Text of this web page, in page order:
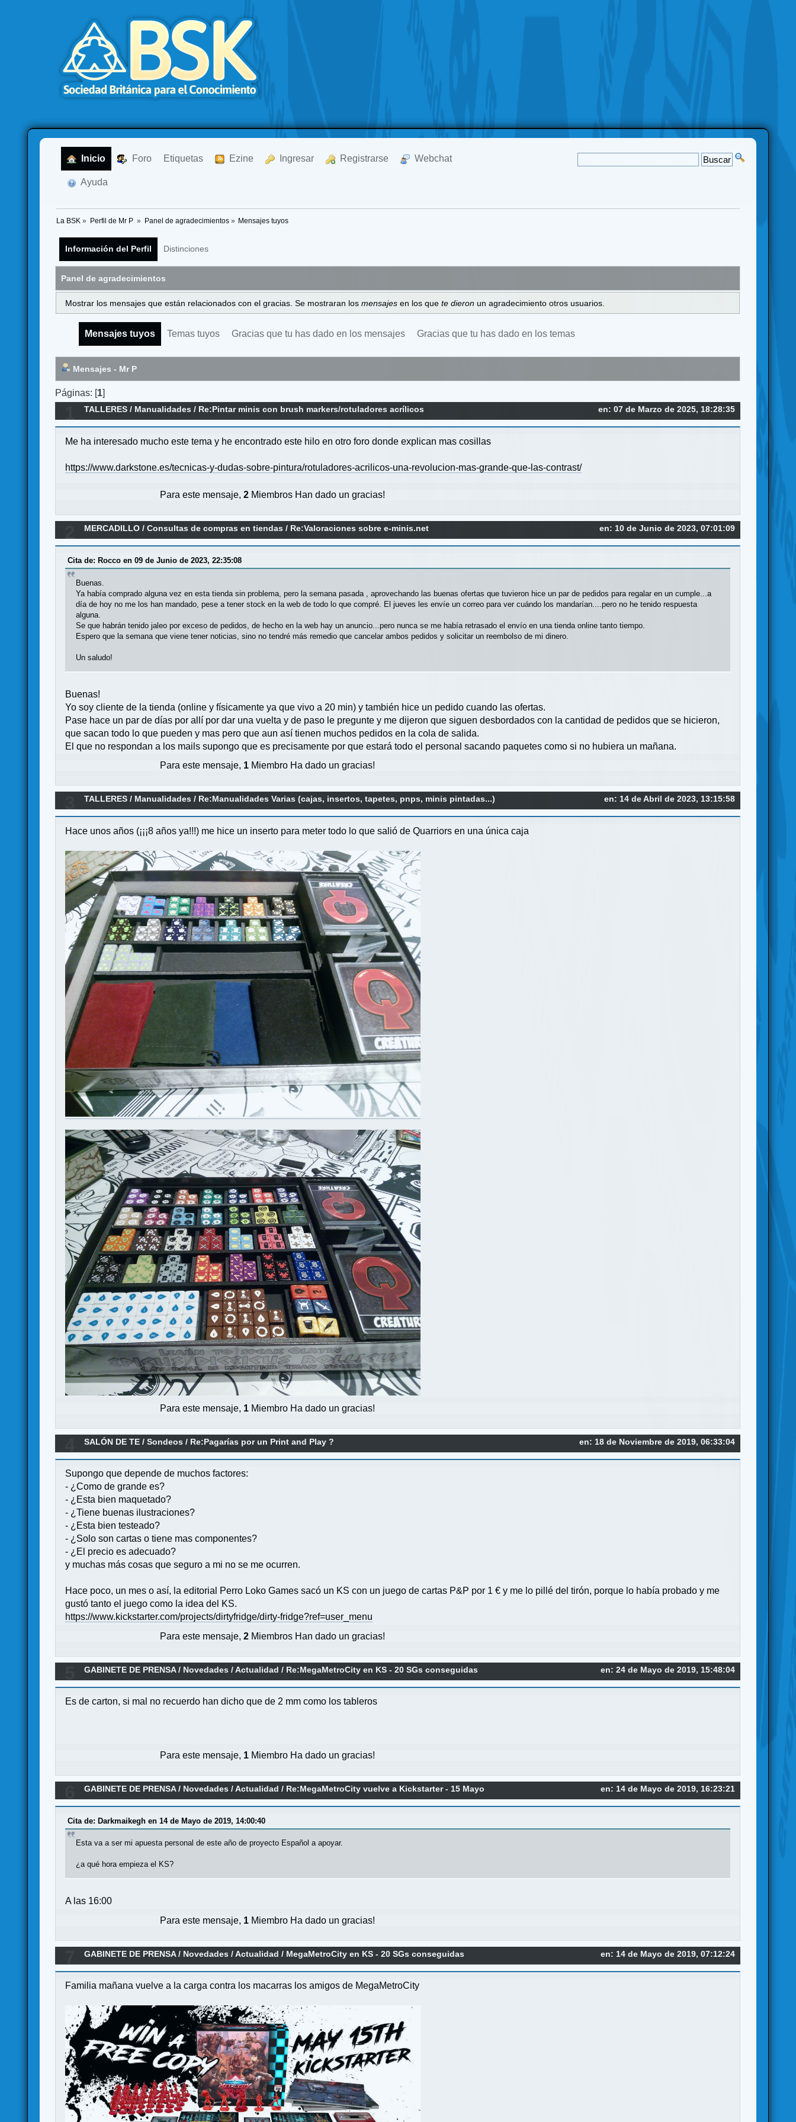
Inicio Foro Etiquetas Ezine Ingresar Registrarse Webchat
Ayuda
La BSK » Perfil de Mr P » Panel de agradecimientos» Mensajes tuyos
Información del Perfil Distinciones
Panel de agradecimientos
Mostrar los mensajes que están relacionados con el gracias. Se mostraran los mensajes en los que te dieron un agradecimiento otros usuarios.
Mensajes tuyos Temas tuyos Gracias que tu has dado en los mensajes Gracias que tu has dado en los temas
Mensajes - Mr P
Páginas: [1]
en: 07 de Marzo de 2025, 18:28:35
TALLERES / Manualidades / Re:Pintar minis con brush markers/rotuladores acrílicos
Me ha interesado mucho este tema y he encontrado este hilo en otro foro donde explican mas cosillas
https://www.darkstone.es/tecnicas-y-dudas-sobre-pintura/rotuladores-acrilicos-una-revolucion-mas-grande-que-las-contrast/
Para este mensaje,2 Miembros Han dado un gracias!
en: 10 de Junio de 2023, 07:01:09
MERCADILLO /Consultas de compras en tiendas / Re:Valoraciones sobre e-minis.net
Cita de: Rocco en 09 de Junio de 2023, 22:35:08
Buenas.
Ya había comprado alguna vez en esta tienda sin problema, pero la semana pasada , aprovechando las buenas ofertas que tuvieron hice un par de pedidos para regalar en un cumple...a
día de hoy no me los han mandado, pese a tener stock en la web de todo lo que compré. El jueves les envíe un correo para ver cuándo los mandarían....pero no he tenido respuesta
alguna.
Se que habrán tenido jaleo por exceso de pedidos, de hecho en la web hay un anuncio...pero nunca se me había retrasado el envío en una tienda online tanto tiempo.
Espero que la semana que viene tener noticias, sino no tendré más remedio que cancelar ambos pedidos y solicitar un reembolso de mi dinero.
Un saludo!
Buenas!
Yo soy cliente de la tienda (online y físicamente ya que vivo a 20 min) y también hice un pedido cuando las ofertas.
Pase hace un par de días por allí por dar una vuelta y de paso le pregunte y me dijeron que siguen desbordados con la cantidad de pedidos que se hicieron,
que sacan todo lo que pueden y mas pero que aun así tienen muchos pedidos en la cola de salida.
El que no respondan a los mails supongo que es precisamente por que estará todo el personal sacando paquetes como si no hubiera un mañana.
Para este mensaje, 1 Miembro Ha dado un gracias!
en: 14 de Abril de 2023, 13:15:58
TALLERES / Manualidades / Re:Manualidades Varias (cajas, insertos, tapetes, pnps, minis pintadas...)
Hace unos años (¡¡¡8 años ya!!!) me hice un inserto para meter todo lo que salió de Quarriors en una única caja
Para este mensaje, 1 Miembro Ha dado un gracias!
en: 18 de Noviembre de 2019, 06:33:04
SALÓN DE TE /Sondeos / Re:Pagarías por un Print and Play ?
Supongo que depende de muchos factores:
- ¿Como de grande es?
- ¿Esta bien maquetado?
- ¿Tiene buenas ilustraciones?
- ¿Esta bien testeado?
- ¿Solo son cartas o tiene mas componentes?
- ¿El precio es adecuado?
y muchas más cosas que seguro a mi no se me ocurren.
Hace poco, un mes o así, la editorial Perro Loko Games sacó un KS con un juego de cartas P&P por 1 € y me lo pillé del tirón, porque lo había probado y me
gustó tanto el juego como la idea del KS.
https://www.kickstarter.com/projects/dirtyfridge/dirty-fridge?ref=user_menu
Para este mensaje,2 Miembros Han dado un gracias!
en: 24 de Mayo de 2019, 15:48:04
GABINETE DE PRENSA/ Novedades / Actualidad / Re:MegaMetroCity en KS - 20 SGs conseguidas
Es de carton, si mal no recuerdo han dicho que de 2 mm como los tableros
Para este mensaje, 1 Miembro Ha dado un gracias!
en: 14 de Mayo de 2019, 16:23:21
GABINETE DE PRENSA/ Novedades / Actualidad / Re:MegaMetroCity vuelve a Kickstarter - 15 Mayo
Cita de: Darkmaikegh en 14 de Mayo de 2019, 14:00:40
Esta va a ser mi apuesta personal de este año de proyecto Español a apoyar.
¿a qué hora empieza el KS?
A las 16:00
Para este mensaje, 1 Miembro Ha dado un gracias!
en: 14 de Mayo de 2019, 07:12:24
GABINETE DE PRENSA/ Novedades / Actualidad / MegaMetroCity en KS - 20 SGs conseguidas
Familia mañana vuelve a la carga contra los macarras los amigos de MegaMetroCity